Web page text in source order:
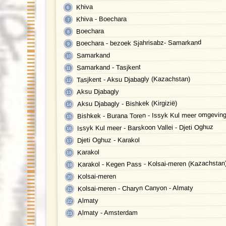
Khiva
Khiva - Boechara
Boechara
Boechara - bezoek Sjahrisabz- Samarkand
Samarkand
Samarkand - Tasjkent
Tasjkent - Aksu Djabagly (Kazachstan)
Aksu Djabagly
Aksu Djabagly - Bishkek (Kirgizië)
Bishkek - Burana Toren - Issyk Kul meer omgeving
Issyk Kul meer - Barskoon Vallei - Djeti Oghuz
Djeti Oghuz - Karakol
Karakol
Karakol - Kegen Pass - Kolsai-meren
Kolsai-meren
Kolsai-meren - Charyn Canyon - Almaty
Almaty
Almaty - Amsterdam